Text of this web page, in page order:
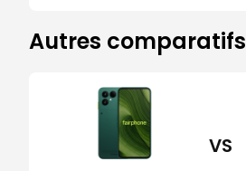
Autres comparatifs
VS